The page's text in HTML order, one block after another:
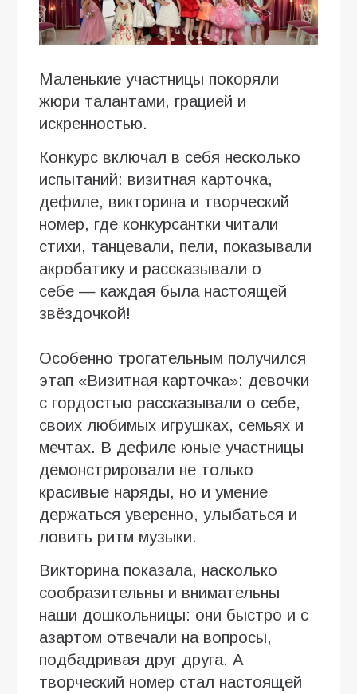
Маленькие участницы покоряли
жюри талантами, грацией и
искренностью.
Конкурс включал в себя несколько
испытаний: визитная карточка,
дефиле, викторина и творческий
номер, где конкурсантки читали
стихи, танцевали, пели, показывали
акробатику и рассказывали о
себе — каждая была настоящей
звёздочкой!
Особенно трогательным получился
этап «Визитная карточка»: девочки
с гордостью рассказывали о себе,
своих любимых игрушках, семьях и
мечтах. В дефиле юные участницы
демонстрировали не только
красивые наряды, но и умение
держаться уверенно, улыбаться и
ловить ритм музыки.
Викторина показала, насколько
сообразительны и внимательны
наши дошкольницы: они быстро и с
азартом отвечали на вопросы,
подбадривая друг друга. А
творческий номер стал настоящей